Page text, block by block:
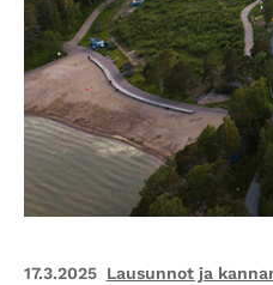
17.3.2025 Lausunnot ja